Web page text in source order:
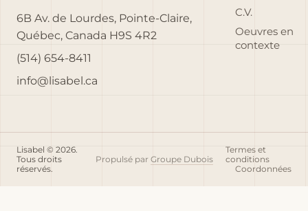
6B Av. de Lourdes, Pointe-Claire,
Québec, Canada H9S 4R2
(514) 654-8411
info@lisabel.ca
C.V.
Oeuvres en
contexte
Lisabel © 2026.
Tous droits
réservés.
Propulsé par Groupe Dubois
Termes et
conditions
Coordonnées